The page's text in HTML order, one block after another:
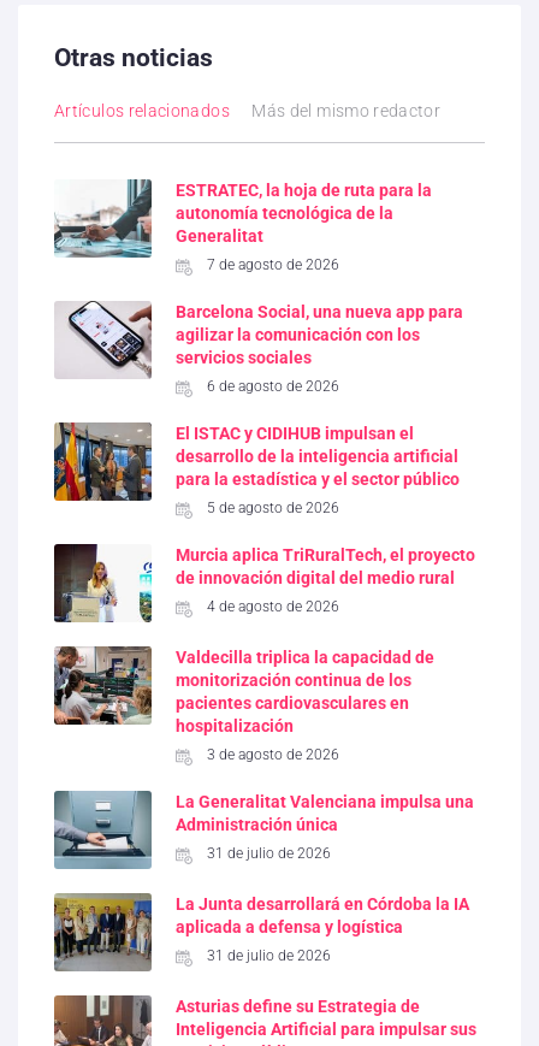
Otras noticias
Artículos relacionados Más del mismo redactor
ESTRATEC, la hoja de ruta para la
autonomía tecnológica de la
Generalitat
7 de agosto de 2026
Barcelona Social, una nueva app para
agilizar la comunicación con los
servicios sociales
6 de agosto de 2026
El ISTAC y CIDIHUB impulsan el
desarrollo de la inteligencia artificial
para la estadística y el sector público
5 de agosto de 2026
Murcia aplica TriRuralTech, el proyecto
de innovación digital del medio rural
4 de agosto de 2026
Valdecilla triplica la capacidad de
monitorización continua de los
pacientes cardiovasculares en
hospitalización
3 de agosto de 2026
La Generalitat Valenciana impulsa una
Administración única
31 de julio de 2026
La Junta desarrollará en Córdoba la IA
aplicada a defensa y logística
31 de julio de 2026
Asturias define su Estrategia de
Inteligencia Artificial para impulsar sus